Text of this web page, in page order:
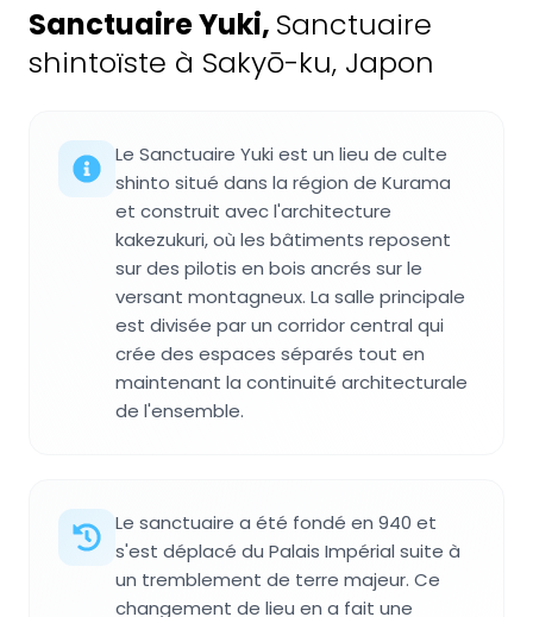
Sanctuaire Yuki, Sanctuaire
shintoïste à Sakyō-ku, Japon
Le Sanctuaire Yuki est un lieu de culte
shinto situé dans la région de Kurama
et construit avec l'architecture
kakezukuri, où les bâtiments reposent
sur des pilotis en bois ancrés sur le
versant montagneux. La salle principale
est divisée par un corridor central qui
crée des espaces séparés tout en
maintenant la continuité architecturale
de l'ensemble.
Le sanctuaire a été fondé en 940 et
s'est déplacé du Palais Impérial suite à
un tremblement de terre majeur. Ce
changement de lieu en a fait une